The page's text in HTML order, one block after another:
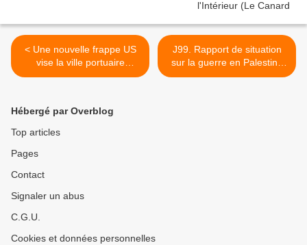
< Une nouvelle frappe US
vise la ville portuaire
d'Hodeida tenue par les
attaqué un navire US en
J99. Rapport de situation
sur la guerre en Palestine
et ses répercussions au
Hébergé par Overblog
Top articles
Pages
Contact
Signaler un abus
C.G.U.
Cookies et données personnelles